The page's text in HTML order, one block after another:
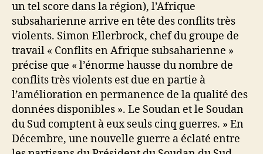
un tel score dans la région), l’Afrique
subsaharienne arrive en tête des conflits très
violents. Simon Ellerbrock, chef du groupe de
travail « Conflits en Afrique subsaharienne »
précise que « l’énorme hausse du nombre de
conflits très violents est due en partie à
l’amélioration en permanence de la qualité des
données disponibles ». Le Soudan et le Soudan
du Sud comptent à eux seuls cinq guerres. » En
Décembre, une nouvelle guerre a éclaté entre